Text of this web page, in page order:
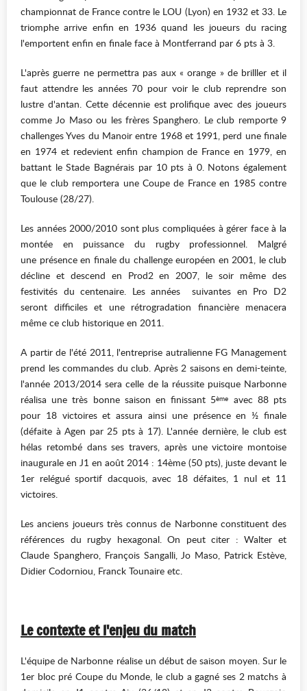
championnat de France contre le LOU (Lyon) en 1932 et 33. Le
triomphe arrive enfin en 1936 quand les joueurs du racing
l'emportent enfin en finale face à Montferrand par 6 pts à 3.
L'après guerre ne permettra pas aux « orange » de brilller et il
faut attendre les années 70 pour voir le club reprendre son
lustre d'antan. Cette décennie est prolifique avec des joueurs
comme Jo Maso ou les frères Spanghero. Le club remporte 9
challenges Yves du Manoir entre 1968 et 1991, perd une finale
en 1974 et redevient enfin champion de France en 1979, en
battant le Stade Bagnérais par 10 pts à 0. Notons également
que le club remportera une Coupe de France en 1985 contre
Toulouse (28/27).
Les années 2000/2010 sont plus compliquées à gérer face à la
montée en puissance du rugby professionnel. Malgré
une présence en finale du challenge européen en 2001, le club
décline et descend en Prod2 en 2007, le soir même des
festivités du centenaire. Les années suivantes en Pro D2
seront difficiles et une rétrogradation financière menacera
même ce club historique en 2011.
A partir de l'été 2011, l'entreprise autralienne FG Management
prend les commandes du club. Après 2 saisons en demi-teinte,
l'année 2013/2014 sera celle de la réussite puisque Narbonne
réalisa une très bonne saison en finissant 5ème avec 88 pts
pour 18 victoires et assura ainsi une présence en ½ finale
(défaite à Agen par 25 pts à 17). L'année dernière, le club est
hélas retombé dans ses travers, après une victoire montoise
inaugurale en J1 en août 2014 : 14ème (50 pts), juste devant le
1er relégué sportif dacquois, avec 18 défaites, 1 nul et 11
victoires.
Les anciens joueurs très connus de Narbonne constituent des
références du rugby hexagonal. On peut citer : Walter et
Claude Spanghero, François Sangalli, Jo Maso, Patrick Estève,
Didier Codorniou, Franck Tounaire etc.
Le contexte et l'enjeu du match
L'équipe de Narbonne réalise un début de saison moyen. Sur le
1er bloc pré Coupe du Monde, le club a gagné ses 2 matchs à